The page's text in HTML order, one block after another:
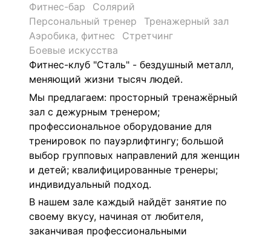
Фитнес-бар
Солярий
Персональный тренер
Тренажерный зал
Аэробика, фитнес
Стретчинг
Боевые искусства
Фитнес-клуб "Сталь" - бездушный металл,
меняющий жизни тысяч людей.
Мы предлагаем: просторный тренажёрный
зал с дежурным тренером;
профессиональное оборудование для
тренировок по пауэрлифтингу; большой
выбор групповых направлений для женщин
и детей; квалифицированные тренеры;
индивидуальный подход.
В нашем зале каждый найдёт занятие по
своему вкусу, начиная от любителя,
заканчивая профессиональными